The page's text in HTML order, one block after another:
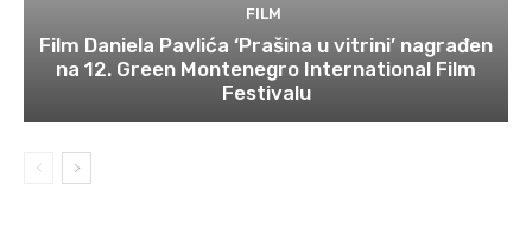
FILM
Film Daniela Pavlića ‘Prašina u vitrini’ nagrađen
na 12. Green Montenegro International Film
Festivalu